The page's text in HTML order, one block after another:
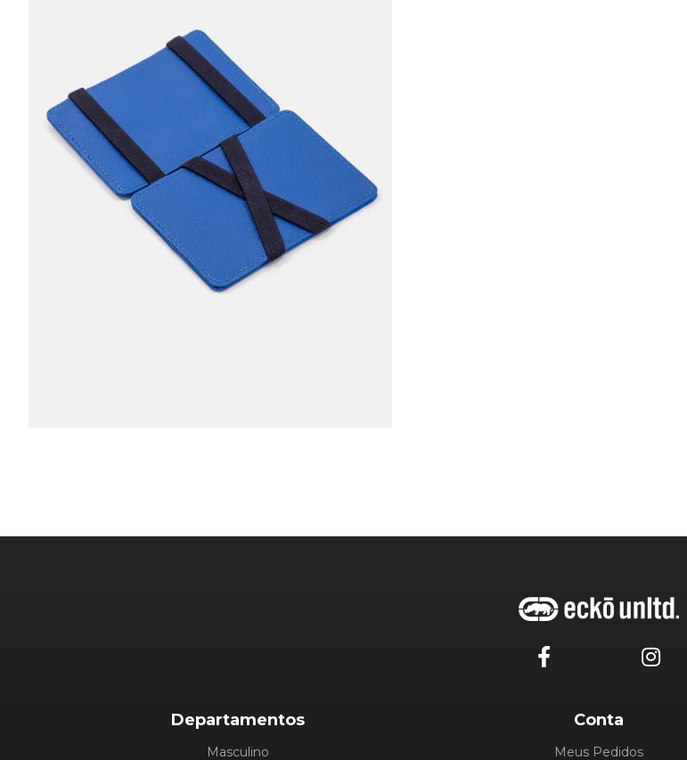
Departamentos
Masculino
Conta
Meus Pedidos